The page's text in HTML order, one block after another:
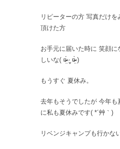
リピーターの方 写真だけ
頂けた方
お手元に届いた時に 笑顔
しいな( ¤̴̶̷̤́ ‧̫̮ ¤̴̶̷̤̀ )
もうすぐ 夏休み。
去年もそうでしたが 今年も
に私も夏休みです( *´艸｀)
リベンジキャンプも行かな